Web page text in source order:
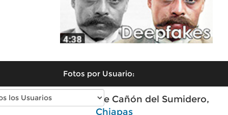
Fotos por Usuario:
Fotos modernas de Cañón del Sumidero,
Chiapas